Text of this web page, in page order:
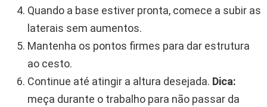
Quando a base estiver pronta, comece a subir as
laterais sem aumentos.
Mantenha os pontos firmes para dar estrutura
ao cesto.
Continue até atingir a altura desejada. Dica:
meça durante o trabalho para não passar da